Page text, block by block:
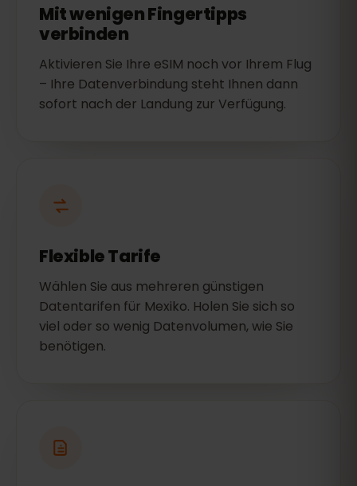
Mit wenigen Fingertipps
verbinden
Aktivieren Sie Ihre eSIM noch vor Ihrem Flug
– Ihre Datenverbindung steht Ihnen dann
sofort nach der Landung zur Verfügung.
Flexible Tarife
Wählen Sie aus mehreren günstigen
Datentarifen für Mexiko. Holen Sie sich so
viel oder so wenig Datenvolumen, wie Sie
benötigen.